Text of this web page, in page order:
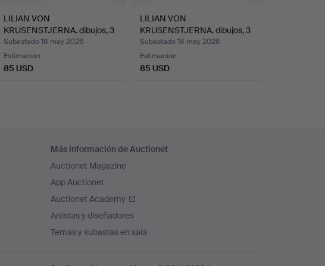
LILIAN VON
KRUSENSTJERNA. dibujos, 3
pieza…
Subastado 18 may 2026
Estimación
85 USD
LILIAN VON
KRUSENSTJERNA. dibujos, 3
uds.,…
Subastado 18 may 2026
Estimación
85 USD
Más información de Auctionet
Auctionet Magazine
App Auctionet
Auctionet Academy
Artistas y diseñadores
Temas y subastas en sala